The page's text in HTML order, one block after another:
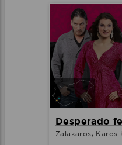
Desperado
Zalakaros, Karos